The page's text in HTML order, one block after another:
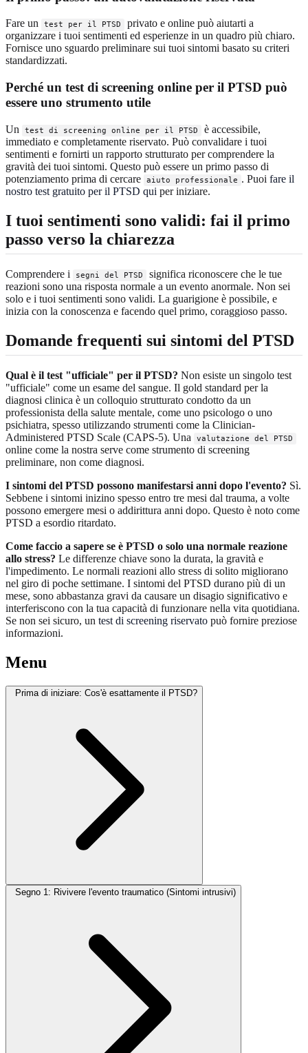
Fare un test per il PTSD
privato e online può aiutarti a
organizzare i tuoi sentimenti ed esperienze in un quadro più chiaro.
Fornisce uno sguardo preliminare sui tuoi sintomi basato su criteri
standardizzati.
Perché un test di screening online per il PTSD può
essere uno strumento utile
Un test di screening online per il PTSD
è accessibile,
immediato e completamente riservato. Può convalidare i tuoi
sentimenti e fornirti un rapporto strutturato per comprendere la
gravità dei tuoi sintomi. Questo può essere un primo passo di
potenziamento prima di cercare
aiuto professionale . Puoi fare il
nostro test gratuito per il PTSD qui per iniziare.
I tuoi sentimenti sono validi: fai il primo
passo verso la chiarezza
Comprendere i segni del PTSD
significa riconoscere che le tue
reazioni sono una risposta normale a un evento anormale. Non sei
solo e i tuoi sentimenti sono validi. La guarigione è possibile, e
inizia con la conoscenza e facendo quel primo, coraggioso passo.
Domande frequenti sui sintomi del PTSD
Qual è il test "ufficiale" per il PTSD? Non esiste un singolo test
"ufficiale" come un esame del sangue. Il gold standard per la
diagnosi clinica è un colloquio strutturato condotto da un
professionista della salute mentale, come uno psicologo o uno
psichiatra, spesso utilizzando strumenti come la Clinician-
Administered PTSD Scale (CAPS-5). Una
valutazione del PTSD
online come la nostra serve come strumento di screening
preliminare, non come diagnosi.
I sintomi del PTSD possono manifestarsi anni dopo l'evento? Sì.
Sebbene i sintomi inizino spesso entro tre mesi dal trauma, a volte
possono emergere mesi o addirittura anni dopo. Questo è noto come
PTSD a esordio ritardato.
Come faccio a sapere se è PTSD o solo una normale reazione
allo stress? Le differenze chiave sono la durata, la gravità e
l'impedimento. Le normali reazioni allo stress di solito migliorano
nel giro di poche settimane. I sintomi del PTSD durano più di un
mese, sono abbastanza gravi da causare un disagio significativo e
interferiscono con la tua capacità di funzionare nella vita quotidiana.
Se non sei sicuro, un test di screening riservato può fornire preziose
informazioni.
Menu
Prima di iniziare: Cos'è esattamente il PTSD?
Segno 1: Rivivere l'evento traumatico (Sintomi intrusivi)